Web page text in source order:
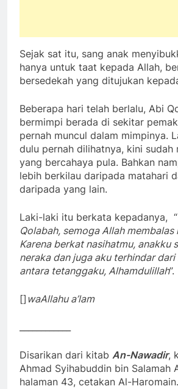
Sejak sat itu, sang anak
hanya untuk taat kepada Allah,
bersedekah yang ditujukan
Beberapa hari telah berlalu, Abi
bermimpi berada di sekitar
pernah muncul dalam mimpinya.
dulu pernah dilihatnya, kini sudah
yang bercahaya pula. Bahkan
lebih berkilau daripada matahari
daripada yang lain.
Laki-laki itu berkata kepadanya, “
Qolabah, semoga Allah membalas
Karena berkat nasihatmu, anakku
neraka dan juga aku terhindar dari
antara tetanggaku, Alhamdulillah”.
[] waAllahu a’lam
Disarikan dari kitab An-Nawadir,
Ahmad Syihabuddin bin Salamah
halaman 43, cetakan Al-Haromain.